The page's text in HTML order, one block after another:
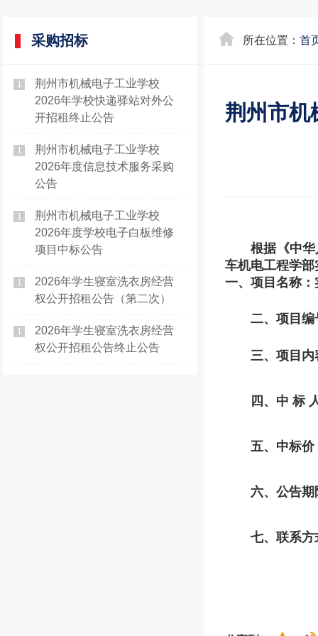
采购招标
1
荆州市机械电子工业学校
2026年学校快递驿站对外公
开招租终止公告
1
荆州市机械电子工业学校
2026年度信息技术服务采购
公告
1
荆州市机械电子工业学校
2026年度学校电子白板维修
项目中标公告
1
2026年学生寝室洗衣房经营
权公开招租公告​（第二次）
1
2026年学生寝室洗衣房经营
权公开招租公告终止公告
所在位置： 首
荆州市机
根据《中
车机电工程学部
一、项目名称：
二、 项目编
三、 项目内
四、 中 标
五、中标价
六、公告期
七、联系